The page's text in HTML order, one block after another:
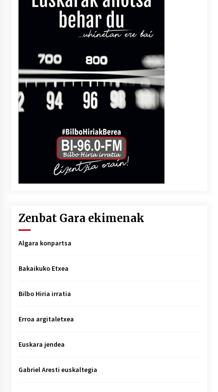
Zenbat Gara ekimenak
Algara konpartsa
Bakaikuko Etxea
Bilbo Hiria irratia
Erroa argitaletxea
Euskara jendea
Gabriel Aresti euskaltegia